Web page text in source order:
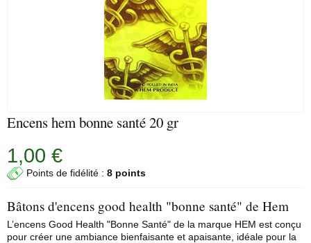
Encens hem bonne santé 20 gr
1,00 €
Points de fidélité : 8 points
Bâtons d'encens good health "bonne santé" de Hem
L’encens Good Health "Bonne Santé" de la marque HEM est conçu
pour créer une ambiance bienfaisante et apaisante, idéale pour la